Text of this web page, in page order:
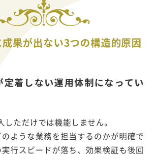
果が出ない3つの構造的原因
定着しない運用体制になってい
しただけでは機能しません。
ような業務を担当するのかが明確で
行スピードが落ち、効果検証も後回